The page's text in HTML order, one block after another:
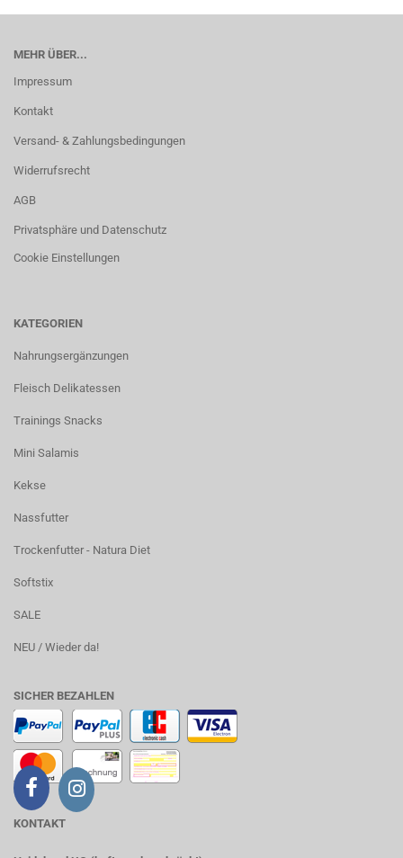
MEHR ÜBER...
Impressum
Kontakt
Versand- & Zahlungsbedingungen
Widerrufsrecht
AGB
Privatsphäre und Datenschutz
Cookie Einstellungen
KATEGORIEN
Nahrungsergänzungen
Fleisch Delikatessen
Trainings Snacks
Mini Salamis
Kekse
Nassfutter
Trockenfutter - Natura Diet
Softstix
SALE
NEU / Wieder da!
SICHER BEZAHLEN
KONTAKT